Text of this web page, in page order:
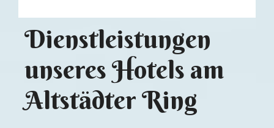
Dienstleistungen
unseres Hotels am
Altstädter Ring